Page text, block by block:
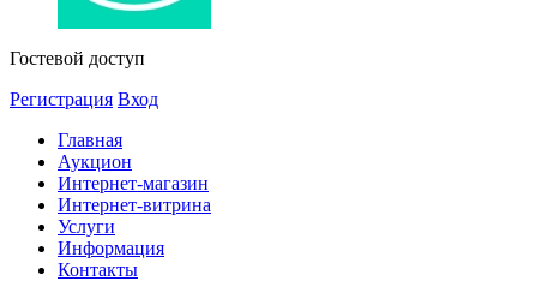
Гостевой доступ
Регистрация Вход
Главная
Аукцион
Интернет-магазин
Интернет-витрина
Услуги
Информация
Контакты